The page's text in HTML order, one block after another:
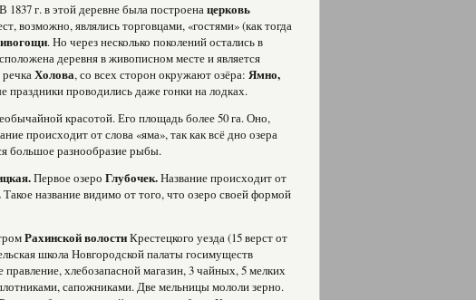
1837 г. в этой деревне была построенацерковь
возможно, являлись торговцами, «гостями» (как тогда
. Но через несколько поколений остались в
деревня в живописном месте и является
Холова, со всех сторон окружают озёра: Ямно,
праздники проводились даже гонки на лодках.
красотой. Его площадь более 50 га. Оно,
происходит от слова «яма», так как всё дно озера
большое разнообразие рыбы.
Первое озеро Глубочек.Название происходит от
Такое название видимо от того, что озеро своей формой
Рахинской волостиКрестецкого уезда (15 верст от
школа Новгородской палаты госимуществ
хлебозапасной магазин, 3 чайных, 5 мелких
сапожниками. Две мельницы мололи зерно.